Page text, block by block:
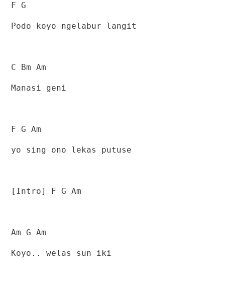
F G
Podo koyo ngelabur langit
C Bm Am
Manasi geni
F G Am
yo sing ono lekas putuse
[Intro] F G Am
Am G Am
Koyo.. welas sun iki